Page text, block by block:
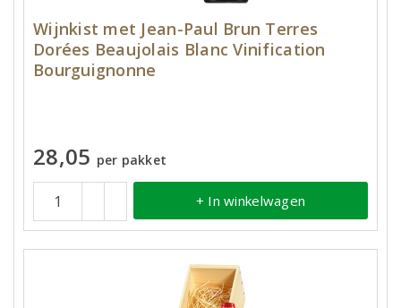
Wijnkist met Jean-Paul Brun Terres
Dorées Beaujolais Blanc Vinification
Bourguignonne
28,05 per pakket
+ In winkelwagen